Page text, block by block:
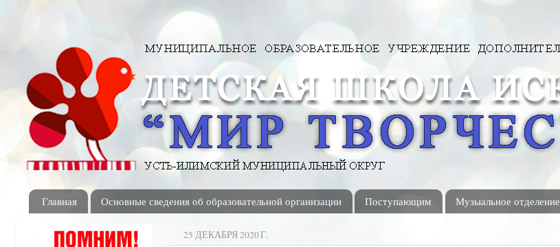
Главная Основные сведения об образовательной организации Поступающим Музыальное отделение
25 ДЕКАБРЯ 2020 Г.